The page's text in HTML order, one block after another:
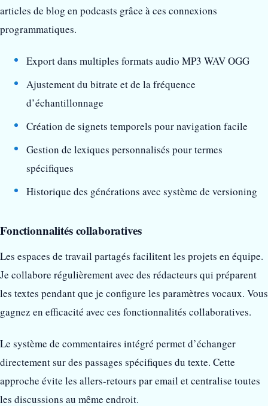
articles de blog en podcasts grâce à ces connexions
programmatiques.
Export dans multiples formats audio MP3 WAV OGG
Ajustement du bitrate et de la fréquence
d’échantillonnage
Création de signets temporels pour navigation facile
Gestion de lexiques personnalisés pour termes
spécifiques
Historique des générations avec système de versioning
Fonctionnalités collaboratives
Les espaces de travail partagés facilitent les projets en équipe.
Je collabore régulièrement avec des rédacteurs qui préparent
les textes pendant que je configure les paramètres vocaux. Vous
gagnez en efficacité avec ces fonctionnalités collaboratives.
Le système de commentaires intégré permet d’échanger
directement sur des passages spécifiques du texte. Cette
approche évite les allers-retours par email et centralise toutes
les discussions au même endroit.